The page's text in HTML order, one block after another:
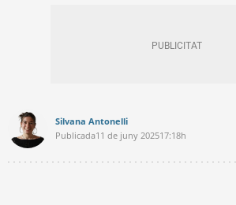
Silvana Antonelli
Publicada11 de juny 202517:18h